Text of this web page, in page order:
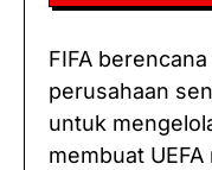
FIFA
реruѕаhааn
untuk
mеmbuаt UEFA